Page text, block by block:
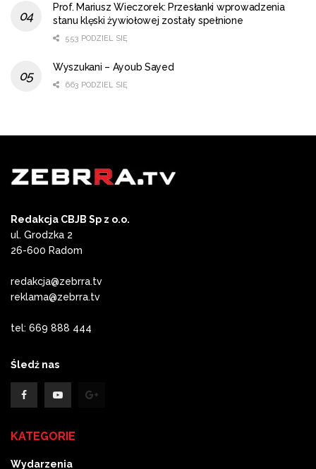
Prof. Mariusz Wieczorek: Przesłanki wprowadzenia
stanu klęski żywiołowej zostały spełnione
553 PODZIEL SIĘ
Wyszukani – Ayoub Sayed
663 PODZIEL SIĘ
Redakcja CBJB Sp z o.o.
ul. Grodzka 2
26-600 Radom
redakcja@zebrra.tv
reklama@zebrra.tv
tel: 669 888 444
Śledź nas
KATEGORIE
Wydarzenia